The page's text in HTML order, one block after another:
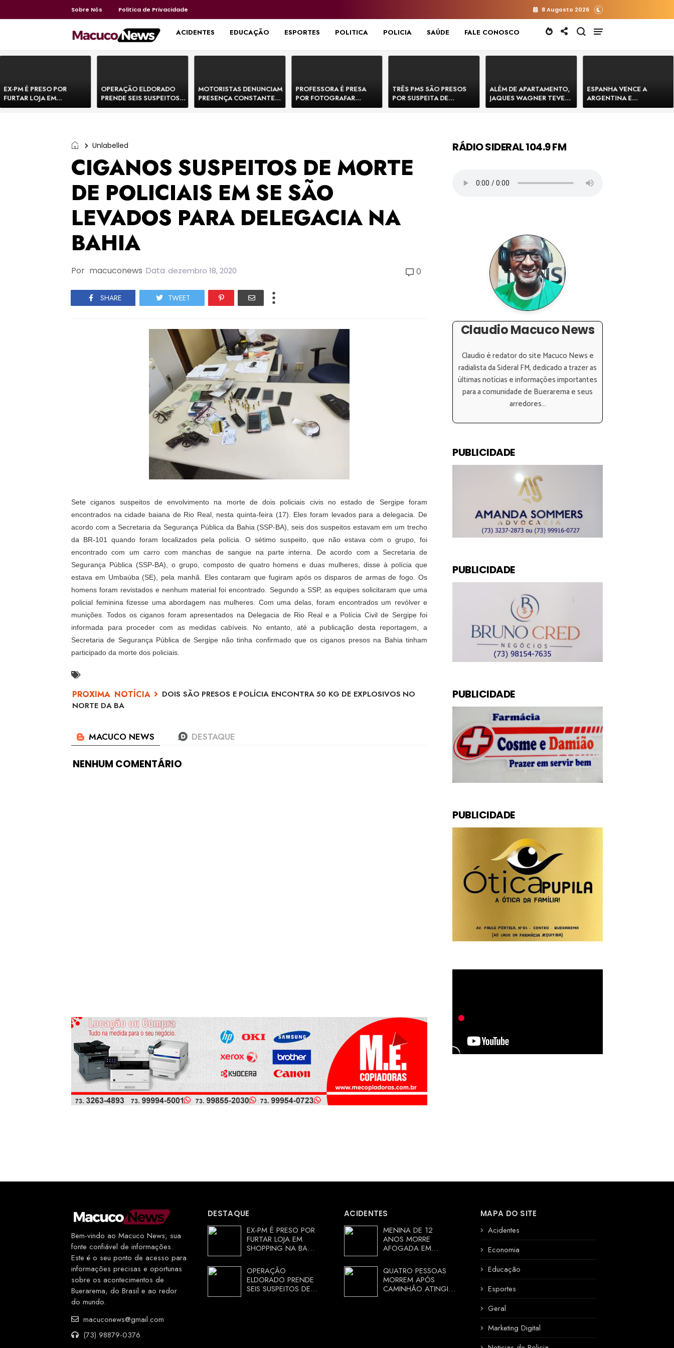
Sobre Nós Politica de Privacidade 8 Augosto 2026
HOME ACIDENTES EDUCAÇÃO ESPORTES POLITICA POLICIA SAÚDE FALE CONOSCO
EX-PM É PRESO POR
FURTAR LOJA EM
SHOPPING NA BAHIA E
OPERAÇÃO ELDORADO
PRENDE SEIS SUSPEITOS
DE MOVIMENTAR R$ 25
MOTORISTAS DENUNCIAM
PRESENÇA CONSTANTE
DE BOVINOS NA BR-330 E
PROFESSORA É PRESA
POR FOTOGRAFAR
PARTES ÍNTIMAS DE
TRÊS PMS SÃO PRESOS
POR SUSPEITA DE
EXECUTAR DOIS HOMENS
ALÉM DE APARTAMENTO,
JAQUES WAGNER TEVE
VENDA DE TERRENO PARA
ESPANHA VENCE A
ARGENTINA E
CONQUISTA A COPA DO
Unlabelled
CIGANOS SUSPEITOS DE MORTE
DE POLICIAIS EM SE SÃO
LEVADOS PARA DELEGACIA NA
BAHIA
Por macuconews Data dezembro 18, 2020 0
SHARE TWEET
Sete ciganos suspeitos de envolvimento na morte de dois policiais civis no estado de Sergipe foram
encontrados na cidade baiana de Rio Real, nesta quinta-feira (17). Eles foram levados para a delegacia. De
acordo com a Secretaria da Segurança Pública da Bahia (SSP-BA), seis dos suspeitos estavam em um trecho
da BR-101 quando foram localizados pela polícia. O sétimo suspeito, que não estava com o grupo, foi
encontrado com um carro com manchas de sangue na parte interna. De acordo com a Secretaria de
Segurança Pública (SSP-BA), o grupo, composto de quatro homens e duas mulheres, disse à polícia que
estava em Umbaúba (SE), pela manhã. Eles contaram que fugiram após os disparos de armas de fogo. Os
homens foram revistados e nenhum material foi encontrado. Segundo a SSP, as equipes solicitaram que uma
policial feminina fizesse uma abordagem nas mulheres. Com uma delas, foram encontrados um revólver e
munições. Todos os ciganos foram apresentados na Delegacia de Rio Real e a Polícia Civil de Sergipe foi
informada para proceder com as medidas cabíveis. No entanto, até a publicação desta reportagem, a
Secretaria de Segurança Pública de Sergipe não tinha confirmado que os ciganos presos na Bahia tinham
participado da morte dos policiais.
DOIS SÃO PRESOS E POLÍCIA ENCONTRA 50 KG DE EXPLOSIVOS NO
NORTE DA BA
NENHUM COMENTÁRIO
RÁDIO SIDERAL 104.9 FM
Claudio Macuco News
Claudio é redator do site Macuco News e
radialista da Sideral FM, dedicado a trazer as
últimas notícias e informações importantes
para a comunidade de Buerarema e seus
arredores...
PUBLICIDADE
PUBLICIDADE
PUBLICIDADE
PUBLICIDADE
Bem-vindo ao Macuco News, sua
fonte confiável de informações.
Este é o seu ponto de acesso para
informações precisas e oportunas
sobre os acontecimentos de
Buerarema, do Brasil e ao redor
do mundo.
macuconews@gmail.com
(73) 98879-0376
DESTAQUE
EX-PM É PRESO POR
FURTAR LOJA EM
SHOPPING NA BAHIA
CORRENDO DE
DELEGACIA
OPERAÇÃO
ELDORADO PRENDE
SEIS SUSPEITOS DE
ACIDENTES
MENINA DE 12
ANOS MORRE
AFOGADA EM
RURAL DE ARACI,
BAHIA; POLÍCIA
INVESTIGA
CIRCUNSTÂNCIAS
QUATRO PESSOAS
MORREM APÓS
CAMINHÃO ATINGIR
MAPA DO SITE
Acidentes
Economia
Educação
Esportes
Geral
Marketing Digital